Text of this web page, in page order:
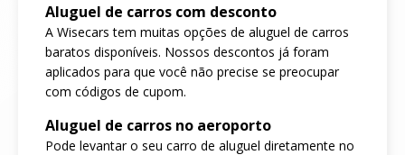
Aluguel de carros com desconto
A Wisecars tem muitas opções de aluguel de carros
baratos disponíveis. Nossos descontos já foram
aplicados para que você não precise se preocupar
com códigos de cupom.
Aluguel de carros no aeroporto
Pode levantar o seu carro de aluguel diretamente no